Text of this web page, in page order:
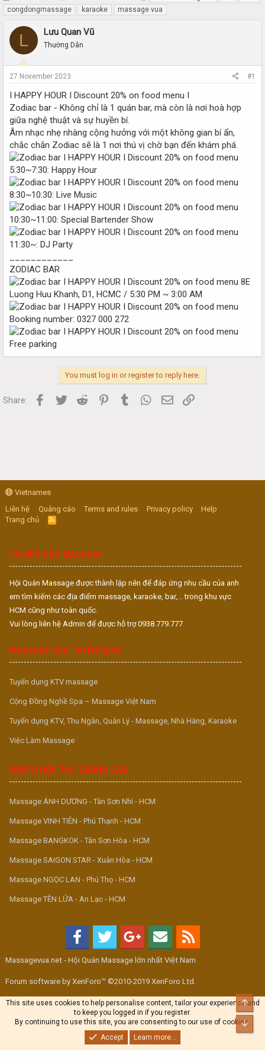
h
r
e
d
a
r
t
e
r
t
a
r
d
e
congdongmassage
karaoke massage vua
L Lưu Quan Vũ
Thường Dân
27 November 2023 #1
I HAPPY HOUR I Discount 20% on food menu I
Zodiac bar - Không chỉ là 1 quán bar, mà còn là nơi hoà hợp
giữa nghệ thuật và sự huyền bí.
Âm nhạc nhẹ nhàng cộng hưởng với một không gian bí ẩn,
chắc chắn Zodiac sẽ là 1 nơi thú vị chờ bạn đến khám phá.
5:30~7:30: Happy Hour
8:30~10:30: Live Music
10:30~11:00: Special Bartender Show
11:30~: DJ Party
ZODIAC BAR
8E
Luong Huu Khanh, D1, HCMC / 5:30 PM ~ 3:00 AM
Booking number: 0327 000 272
Free parking
You must log in or register to reply here.
Share: Facebook
Twitter Reddit PinterestTumblr WhatsApp
Email
Vietnames
Liên hệ
Quảng cáo Terms and rules Privacy policy
Help
Trang chủ
R
S
VỀ DIỄN ĐÀN MASSAGE
Hội Quán Massage được thành lập nên để đáp ứng nhu cầu của anh
em tìm kiếm các địa điểm massage, karaoke, bar,... trong khu vực
HCM cũng như toàn quốc.
Vui lòng liên hệ Admin để được hỗ trợ 0938.779.777
MASSAGE VUA TUYỂN DỤNG
Tuyển dụng KTV massage
Cộng Đồng Nghề Spa – Massage Việt Nam
Tuyển dụng KTV, Thu Ngân, Quản Lý - Massage, Nhà Hàng, Karaoke
Việc Làm Massage
ĐƠN VỊ HỢP TÁC QUẢNG CÁO
Massage ÁNH DƯƠNG - Tân Sơn Nhì - HCM
Massage VINH TIÊN - Phú Thạnh - HCM
Massage BANGKOK - Tân Sơn Hòa - HCM
Massage SAIGON STAR - Xuân Hòa - HCM
Massage NGỌC LAN - Phú Thọ - HCM
Massage TÊN LỬA - An Lạc - HCM
Massagevua.net - Hội Quán Massage lớn nhất Việt Nam
Forum software by XenForo™ ©2010-2019 XenForo Ltd.
This site uses cookies to help personalise content, tailor your experience and
to keep you logged in if you register.
By continuing to use this site, you are consenting to our use of cookies.
Accept
Learn more...
Top